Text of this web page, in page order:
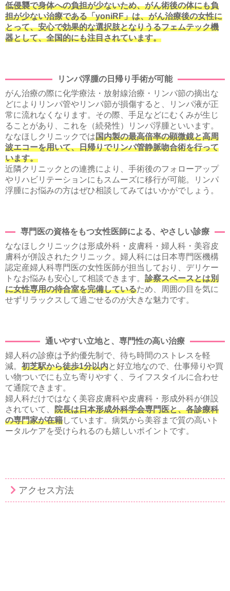
低侵襲で身体への負担が少ないため、がん術後の体にも負
担が少ない治療である「yoniRF」は、がん治療後の女性に
とって、安心で効果的な選択肢となりうるフェムテック機
器として、全国的にも注目されています。
リンパ浮腫の日帰り手術が可能
がん治療の際に化学療法・放射線治療・リンパ節の摘出な
どによりリンパ管やリンパ節が損傷すると、リンパ液が正
常に流れなくなります。その際、手足などにむくみが生じ
ることがあり、これを（続発性）リンパ浮腫といいます。
ななほしクリニックでは国内製の最高倍率の顕微鏡と高周
波エコーを用いて、日帰りでリンパ管静脈吻合術を行って
います。
近隣クリニックとの連携により、手術後のフォローアップ
やリハビリテーションにもスムーズに移行が可能。リンパ
浮腫にお悩みの方はぜひ相談してみてはいかがでしょう。
専門医の資格をもつ女性医師による、やさしい診療
ななほしクリニックは形成外科・皮膚科・婦人科・美容皮
膚科が併設されたクリニック。婦人科には日本専門医機構
認定産婦人科専門医の女性医師が担当しており、デリケー
トなお悩みも安心して相談できます。 診察スペースとは別
に女性専用の待合室を完備しているため、周囲の目を気に
せずリラックスして過ごせるのが大きな魅力です。
通いやすい立地と、専門性の高い治療
婦人科の診療は予約優先制で、待ち時間のストレスを軽
減。 初芝駅から徒歩1分以内と好立地なので、仕事帰りや買
い物ついでにも立ち寄りやすく、ライフスタイルに合わせ
て通院できます。
婦人科だけではなく美容皮膚科や皮膚科・形成外科が併設
されていて、 院長は日本形成外科学会専門医と、各診療科
の専門家が在籍しています。病気から美容まで質の高いト
ータルケアを受けられるのも嬉しいポイントです。
アクセス方法